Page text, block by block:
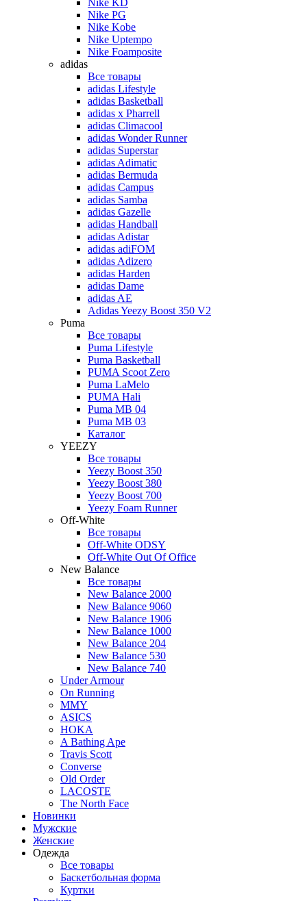
Nike KD
Nike PG
Nike Kobe
Nike Uptempo
Nike Foamposite
adidas
Все товары
adidas Lifestyle
adidas Basketball
adidas x Pharrell
adidas Climacool
adidas Wonder Runner
adidas Superstar
adidas Adimatic
adidas Bermuda
adidas Campus
adidas Samba
adidas Gazelle
adidas Handball
adidas Adistar
adidas adiFOM
adidas Adizero
adidas Harden
adidas Dame
adidas AE
Adidas Yeezy Boost 350 V2
Puma
Все товары
Puma Lifestyle
Puma Basketball
PUMA Scoot Zero
Puma LaMelo
PUMA Hali
Puma MB 04
Puma MB 03
Каталог
YEEZY
Все товары
Yeezy Boost 350
Yeezy Boost 380
Yeezy Boost 700
Yeezy Foam Runner
Off-White
Все товары
Off-White ODSY
Off-White Out Of Office
New Balance
Все товары
New Balance 2000
New Balance 9060
New Balance 1906
New Balance 1000
New Balance 204
New Balance 530
New Balance 740
Under Armour
On Running
MMY
ASICS
HOKA
A Bathing Ape
Travis Scott
Converse
Old Order
LACOSTE
The North Face
Новинки
Мужские
Женские
Одежда
Все товары
Баскетбольная форма
Куртки